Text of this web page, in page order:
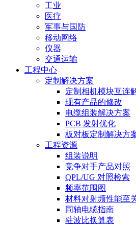
工业
医疗
军事与国防
移动网络
仪器
交通运输
工程中心
定制解决方案
定制相机模块互连
现有产品的修改
电缆组装解决方案
PCB 发射优化
板对板定制解决方
工程资源
组装说明
竞争对手产品对照
QPL/UG 对照检索
频率范围图
材料对射频性能至
同轴电缆指南
驻波比换算表